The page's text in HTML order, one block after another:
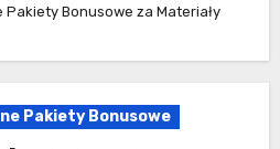
Pakiety Bonusowe za Materiały
Pakiety Bonusowe